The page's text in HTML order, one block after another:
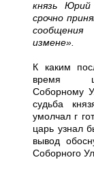
князь Юрий
срочно
сообщения
измене».
К каким
время
Соборному
судьба
умолчал г
царь узнал
вывод
Соборного